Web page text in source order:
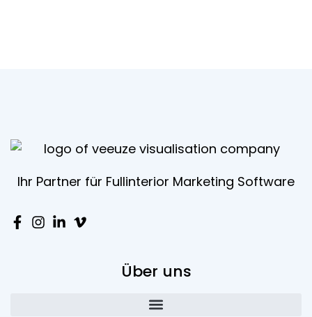
Ihr Partner für Fullinterior Marketing Software
Über uns